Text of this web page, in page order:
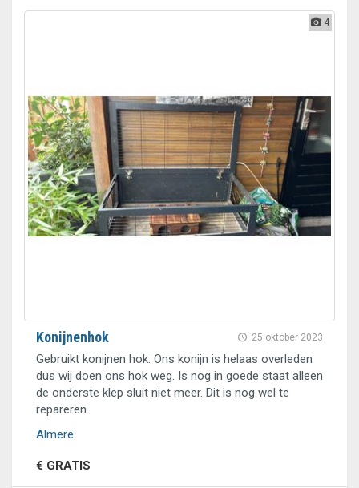
4
25 oktober 2023
Konijnenhok
Gebruikt konijnen hok. Ons konijn is helaas overleden
dus wij doen ons hok weg. Is nog in goede staat alleen
de onderste klep sluit niet meer. Dit is nog wel te
repareren.
Almere
€ GRATIS